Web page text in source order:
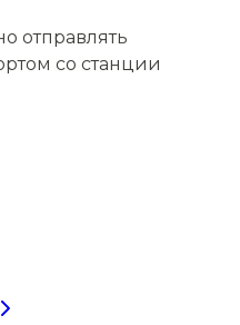
отправлять
со станции